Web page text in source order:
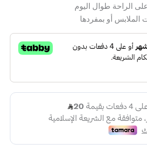
الراحة طوال اليوم
الملابس أو بمفردها